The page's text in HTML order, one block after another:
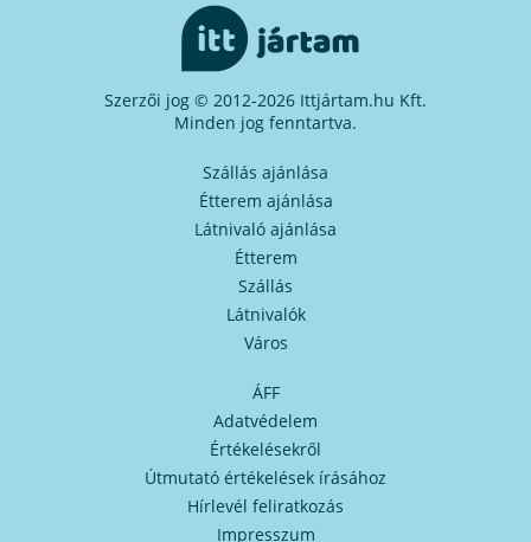
Szerzői jog © 2012-2026 Ittjártam.hu Kft.
Minden jog fenntartva.
Szállás ajánlása
Étterem ajánlása
Látnivaló ajánlása
Étterem
Szállás
Látnivalók
Város
ÁFF
Adatvédelem
Értékelésekről
Útmutató értékelések írásához
Hírlevél feliratkozás
Impresszum